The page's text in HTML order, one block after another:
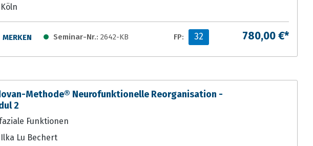
Köln
MERKEN Seminar-Nr.: 2642-KB FP: 32 780,00 €*
Methode® Neurofunktionelle Reorganisation -
2
Funktionen
Ilka Lu Bechert